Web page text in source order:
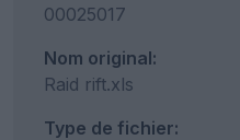
00025017
Nom original:
Raid rift.xls
Type de fichier: